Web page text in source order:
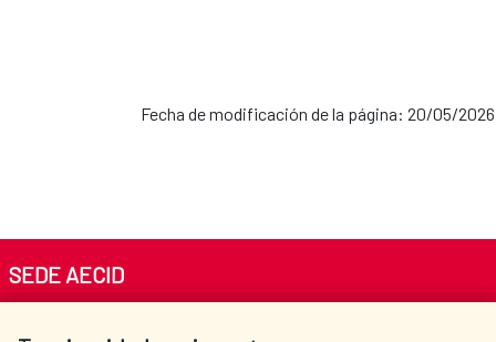
Fecha de modificación de la página: 20/05/2026
SEDE AECID